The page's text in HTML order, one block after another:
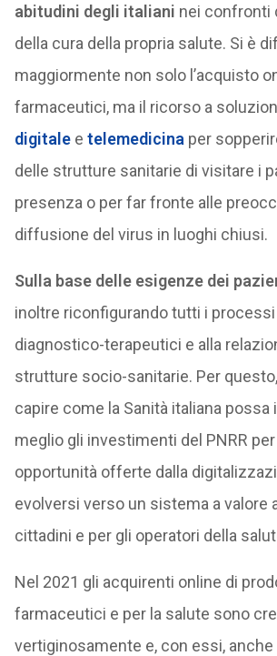
abitudini degli italiani nei confronti
della cura della propria salute. Si è
maggiormente non solo l’acquisto
farmaceutici, ma il ricorso a
digitalee telemedicina per
delle strutture sanitarie di visitare i
presenza o per far fronte alle
diffusione del virus in luoghi chiusi.
Sulla base delle esigenze dei
inoltre riconfigurando tutti i
diagnostico-terapeutici e alla
strutture socio-sanitarie. Per
capire come la Sanità italiana possa
meglio gli investimenti del PNRR
opportunità offerte dalla
evolversi verso un sistema a valore
cittadini e per gli operatori della
Nel 2021 gli acquirenti online di
farmaceutici e per la salute sono
vertiginosamente e, con essi, anche